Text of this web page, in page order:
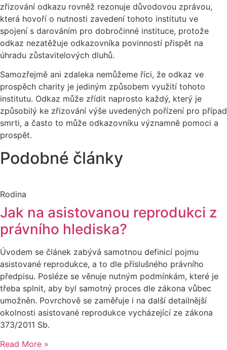
zřizování odkazu rovněž rezonuje důvodovou zprávou,
která hovoří o nutnosti zavedení tohoto institutu ve
spojení s darováním pro dobročinné instituce, protože
odkaz nezatěžuje odkazovníka povinností přispět na
úhradu zůstavitelových dluhů.
Samozřejmě ani zdaleka nemůžeme říci, že odkaz ve
prospěch charity je jediným způsobem využití tohoto
institutu. Odkaz může zřídit naprosto každý, který je
způsobilý ke zřizování výše uvedených pořízení pro případ
smrti, a často to může odkazovníku významně pomoci a
prospět.
Podobné články
Rodina
Jak na asistovanou reprodukci z
právního hlediska?
Úvodem se článek zabývá samotnou definicí pojmu
asistované reprodukce, a to dle příslušného právního
předpisu. Posléze se věnuje nutným podmínkám, které je
třeba splnit, aby byl samotný proces dle zákona vůbec
umožněn. Povrchově se zaměřuje i na další detailnější
okolnosti asistované reprodukce vycházející ze zákona
373/2011 Sb.
Read More »